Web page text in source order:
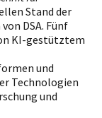
Stand der
DSA. Fünf
KI-gestütztem
und
Technologien
und